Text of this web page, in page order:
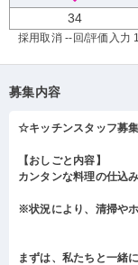
34
採用取消 --回/評価入力
募集内容
☆キッチンスタッフ募
【おしごと内容】
カンタンな料理の仕込
※状況により、清掃や
まずは、私たちと一緒